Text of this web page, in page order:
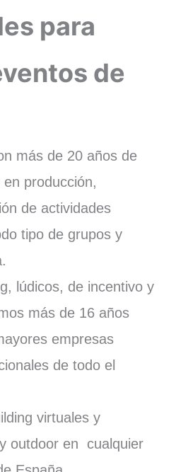
para
de
más de 20 años de
producción,
de actividades
tipo de grupos y
lúdicos, de incentivo y
más de 16 años
empresas
de todo el
virtuales y
outdoor en cualquier